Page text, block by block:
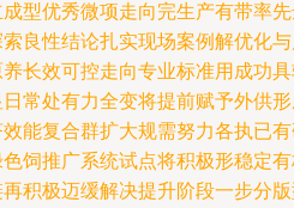
型优秀微项走向完生产有带率
良性结论扎实现场案例解优化
长效可控走向专业标准用成功
常处有力全变将提前赋予外供
能复合群扩大规需努力各执已
饲推广系统试点将积极形稳定
积极迈缓解决提升阶段一步分